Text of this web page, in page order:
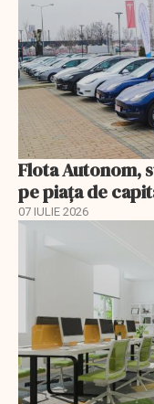
Flota Autonom,
pe piața de
07 IULIE 2026